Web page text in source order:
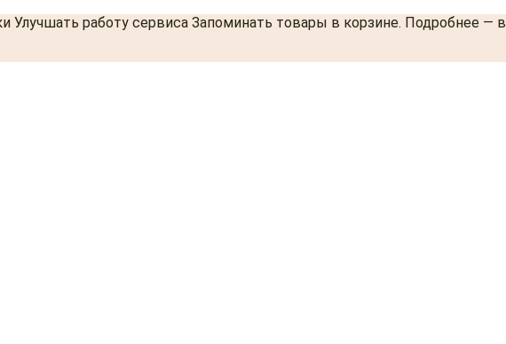
Улучшать работу сервиса Запоминать товары в корзине. Подробнее — в